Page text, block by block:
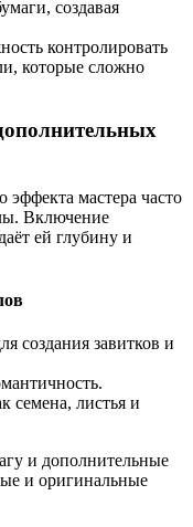
создавая
контролировать
которые сложно
эффекта мастера часто
Включение
ей глубину и
создания завитков и
листья и
и дополнительные
и оригинальные